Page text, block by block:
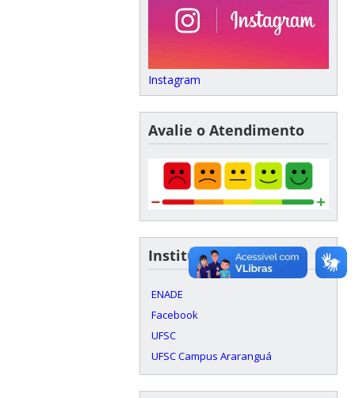
Instagram
Avalie o Atendimento
Institucional
ENADE
Facebook
UFSC
UFSC Campus Araranguá